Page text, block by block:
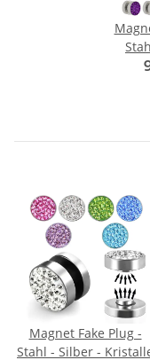
Magnet Fake Plug -
Stahl - Silber -